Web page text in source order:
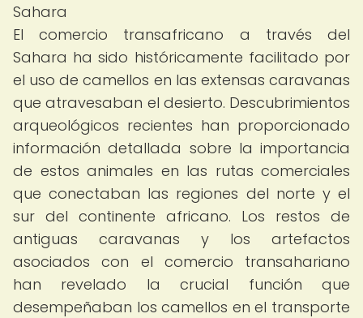
Sahara
El comercio transafricano a través del
Sahara ha sido históricamente facilitado por
el uso de camellos en las extensas caravanas
que atravesaban el desierto. Descubrimientos
arqueológicos recientes han proporcionado
información detallada sobre la importancia
de estos animales en las rutas comerciales
que conectaban las regiones del norte y el
sur del continente africano. Los restos de
antiguas caravanas y los artefactos
asociados con el comercio transahariano
han revelado la crucial función que
desempeñaban los camellos en el transporte